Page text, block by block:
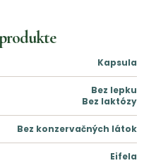
Kapsula
Bez lepku
Bez laktózy
Bez konzervačných látok
Eifela